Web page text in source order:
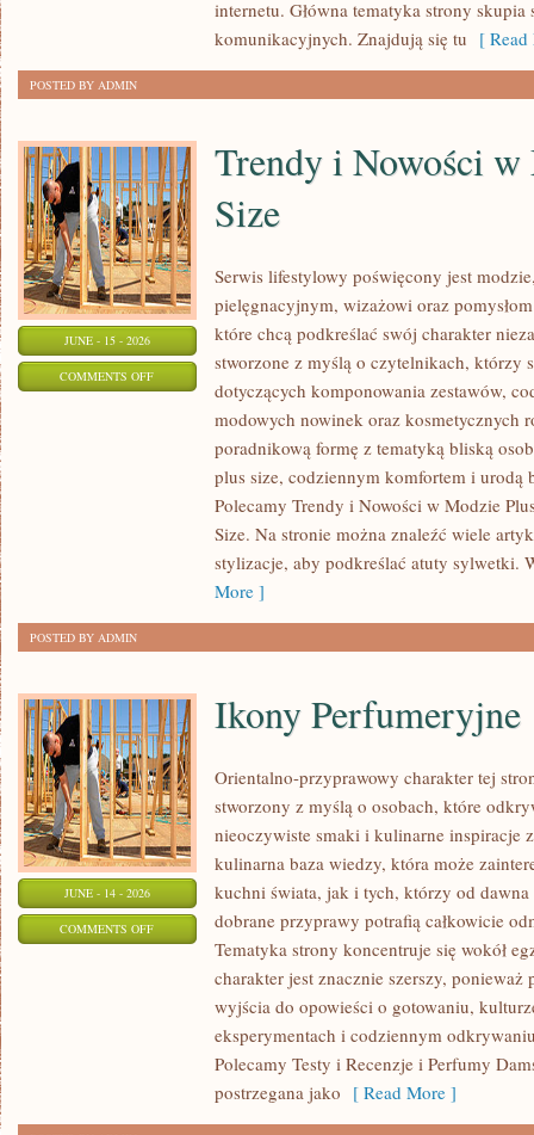
internetu. Główna tematyka strony skupia
komunikacyjnych. Znajdują się tu [
POSTED BY ADMIN
JUNE - 15 - 2026
COMMENTS OFFON
Trendy i Nowości w
Size
Serwis lifestylowy poświęcony jest
pielęgnacyjnym, wizażowi oraz
które chcą podkreślać swój charakter
stworzone z myślą o czytelnikach, którzy
dotyczących komponowania zestawów,
modowych nowinek oraz kosmetycznych
poradnikową formę z tematyką bliską
plus size, codziennym komfortem i urodą
Polecamy Trendy i Nowości w Modzie
Size. Na stronie można znaleźć wiele
stylizacje, aby podkreślać atuty sylwetki.
More ]
POSTED BY ADMIN
JUNE - 14 - 2026
COMMENTS OFFON
PERFUMERYJNE
Ikony Perfumeryjne
Orientalno-przyprawowy charakter tej
stworzony z myślą o osobach, które
nieoczywiste smaki i kulinarne inspiracje
kulinarna baza wiedzy, która może
kuchni świata, jak i tych, którzy od
dobrane przyprawy potrafią całkowicie
Tematyka strony koncentruje się wokół
charakter jest znacznie szerszy,
wyjścia do opowieści o gotowaniu,
eksperymentach i codziennym
Polecamy Testy i Recenzje i Perfumy
postrzegana jako [ Read More ]